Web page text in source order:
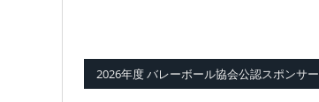
2026年度 バレーボール協会公認スポンサー